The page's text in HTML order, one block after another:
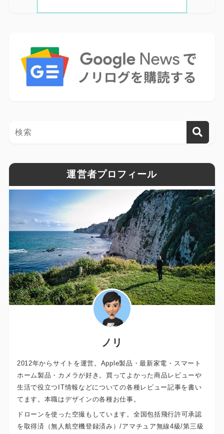
運営者プロフィール
ノリ
2012年からサイトを運営。Apple製品・最新家電・スマート
ホーム製品・カメラが好き。買ってよかった商品レビューや
生活で役立つIT情報などについての各種レビュー記事を書い
てます。本職はデザインの各種お仕事。
ドローンを使った空撮もしています。全国包括飛行許可承認
を取得済（無人航空機登録済み）/アマチュア無線4級/第三級